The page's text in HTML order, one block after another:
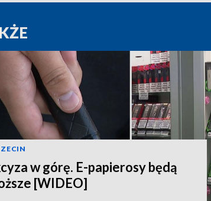
w górę. E-papierosy będą
[WIDEO]